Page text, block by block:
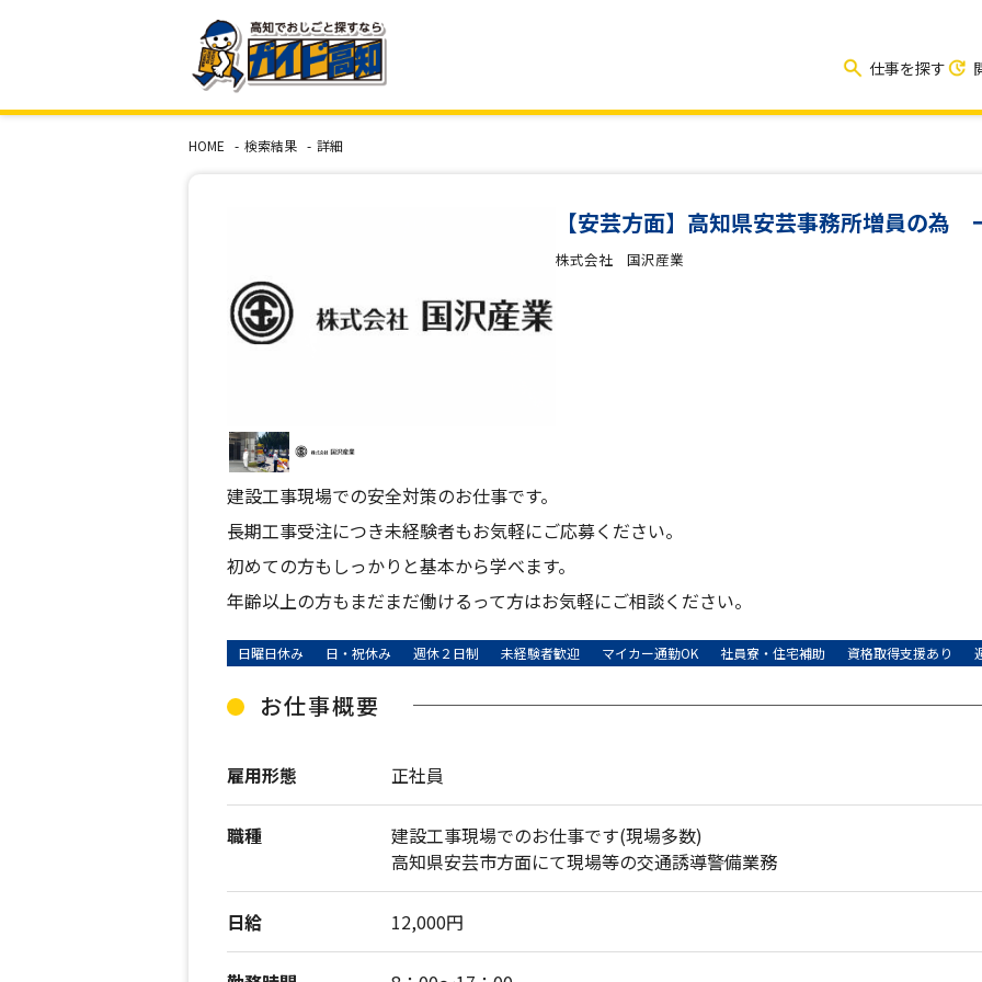
仕事を探す
HOME 検索結果 詳細
【安芸方面】高知県安芸事務所増員の為
株式会社 国沢産業
建設工事現場での安全対策のお仕事です。
長期工事受注につき未経験者もお気軽にご応募ください。
初めての方もしっかりと基本から学べます。
年齢以上の方もまだまだ働けるって方はお気軽にご相談ください。
日曜日休み 日・祝休み 週休２日制 未経験者歓迎 マイカー通勤OK 社員寮・住宅補助 資格取得支援あり
お仕事概要
雇用形態 正社員
職種
建設工事現場でのお仕事です(現場多数)
高知県安芸市方面にて現場等の交通誘導警備業務
日給 12,000円